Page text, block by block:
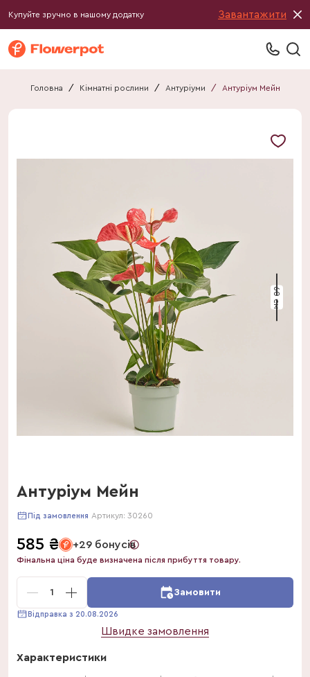
Купуйте зручно в нашому додатку Завантажити
Головна / Кімнатні рослини / Антуріуми / Антуріум Мейн
60 см
Антуріум Мейн
Під замовлення Артикул: 30260
585 ₴ +29 бонусів
Фінальна ціна буде визначена після прибуття товару.
1 Замовити
Відправка з 20.08.2026
Швидке замовлення
Характеристики